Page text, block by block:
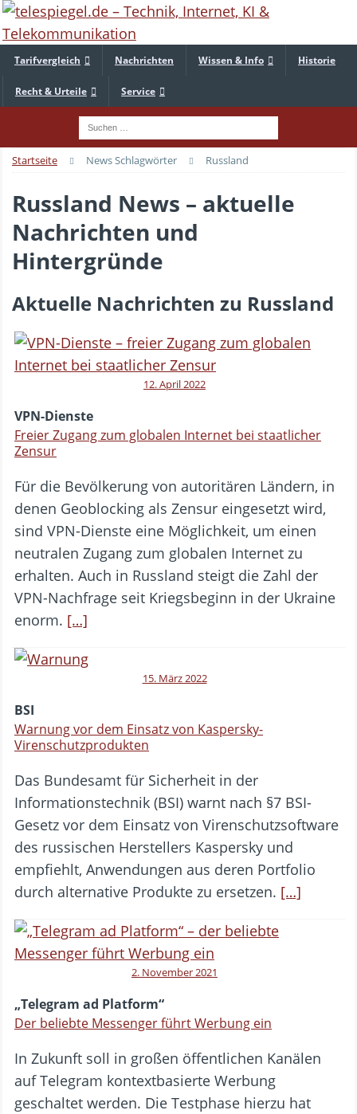
Tarifvergleich Nachrichten Wissen & Info Historie
Recht & Urteile Service
Startseite News Schlagwörter Russland
Russland News – aktuelle
Nachrichten und
Hintergründe
Aktuelle Nachrichten zu Russland
12. April 2022
VPN-Dienste
Freier Zugang zum globalen Internet bei staatlicher
Zensur
Für die Bevölkerung von autoritären Ländern, in
denen Geoblocking als Zensur eingesetzt wird,
sind VPN-Dienste eine Möglichkeit, um einen
neutralen Zugang zum globalen Internet zu
erhalten. Auch in Russland steigt die Zahl der
VPN-Nachfrage seit Kriegsbeginn in der Ukraine
enorm. […]
15. März 2022
BSI
Warnung vor dem Einsatz von Kaspersky-
Virenschutzprodukten
Das Bundesamt für Sicherheit in der
Informationstechnik (BSI) warnt nach §7 BSI-
Gesetz vor dem Einsatz von Virenschutzsoftware
des russischen Herstellers Kaspersky und
empfiehlt, Anwendungen aus deren Portfolio
durch alternative Produkte zu ersetzen. […]
2. November 2021
„Telegram ad Platform“
Der beliebte Messenger führt Werbung ein
In Zukunft soll in großen öffentlichen Kanälen
auf Telegram kontextbasierte Werbung
geschaltet werden. Die Testphase hierzu hat